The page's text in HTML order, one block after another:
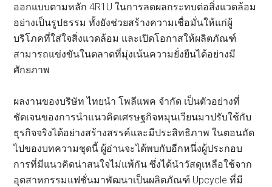
ออกแบบตามหลัก 4R1U ในการลดผลกระทบต่อสิ่งแวดล้อม
อย่างเป็นรูปธรรม ทั้งยังช่วยสร้างความเชื่อมั่นให้แก่ผู้
บริโภคที่ใส่ใจสิ่งแวดล้อม และเปิดโอกาสให้ผลิตภัณฑ์
สามารถแข่งขันในตลาดที่มุ่งเน้นความยั่งยืนได้อย่างมี
ศักยภาพ
ผลงานของบริษัท ไทยนำ โพลีแพค จำกัด เป็นตัวอย่างที่
ชัดเจนของการนำแนวคิดเศรษฐกิจหมุนเวียนมาปรับใช้กับ
ธุรกิจจริงได้อย่างสร้างสรรค์และมีประสิทธิภาพ ในตอนถัด
ไปของบทความชุดนี้ ผู้อ่านจะได้พบกับอีกหนึ่งผู้ประกอบ
การที่มีแนวคิดน่าสนใจไม่แพ้กัน ซึ่งได้นำวัสดุเหลือใช้จาก
อุตสาหกรรมแฟชั่นมาพัฒนาเป็นผลิตภัณฑ์ Upcycle ที่มี